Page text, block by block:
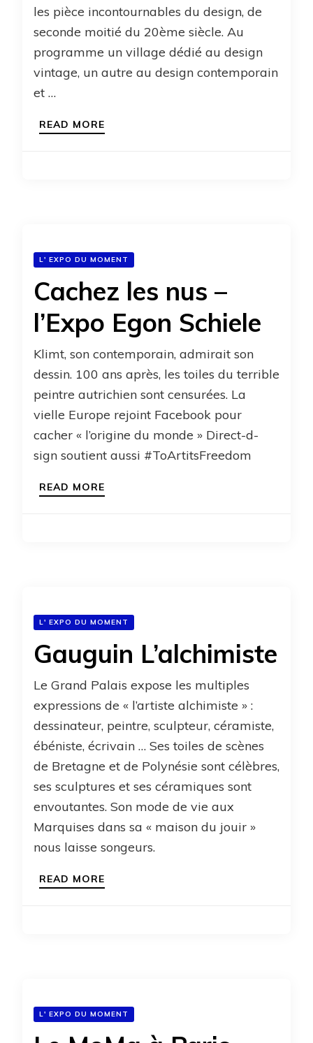
les pièce incontournables du design, de
seconde moitié du 20ème siècle. Au
programme un village dédié au design
vintage, un autre au design contemporain
et …
READ MORE
L' EXPO DU MOMENT
Cachez les nus –
l’Expo Egon Schiele
Klimt, son contemporain, admirait son
dessin. 100 ans après, les toiles du terrible
peintre autrichien sont censurées. La
vielle Europe rejoint Facebook pour
cacher « l’origine du monde » Direct-d-
sign soutient aussi #ToArtitsFreedom
READ MORE
L' EXPO DU MOMENT
Gauguin L’alchimiste
Le Grand Palais expose les multiples
expressions de « l’artiste alchimiste » :
dessinateur, peintre, sculpteur, céramiste,
ébéniste, écrivain … Ses toiles de scènes
de Bretagne et de Polynésie sont célèbres,
ses sculptures et ses céramiques sont
envoutantes. Son mode de vie aux
Marquises dans sa « maison du jouir »
nous laisse songeurs.
READ MORE
L' EXPO DU MOMENT